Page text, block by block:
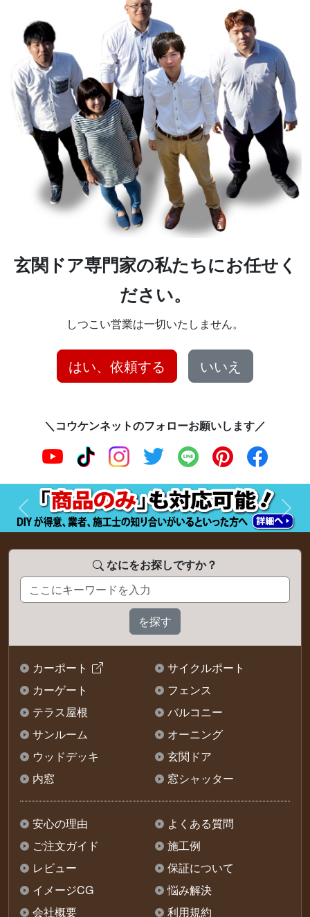
玄関ドア専門家の私たちにお任せく
ださい。
しつこい営業は一切いたしません。
はい、依頼する いいえ
＼コウケンネットのフォローお願いします／
前へ 次へ
なにをお探しですか？
カーポート
サイクルポート
カーゲート
フェンス
テラス屋根
バルコニー
サンルーム
オーニング
ウッドデッキ
玄関ドア
内窓
窓シャッター
安心の理由
よくある質問
ご注文ガイド
施工例
レビュー
保証について
イメージCG
悩み解決
会社概要
利用規約